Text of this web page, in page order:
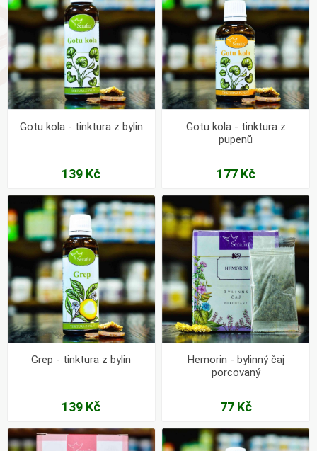
Gotu kola - tinktura z bylin
139 Kč
Gotu kola - tinktura z
pupenů
177 Kč
Grep - tinktura z bylin
139 Kč
Hemorin - bylinný čaj
porcovaný
77 Kč